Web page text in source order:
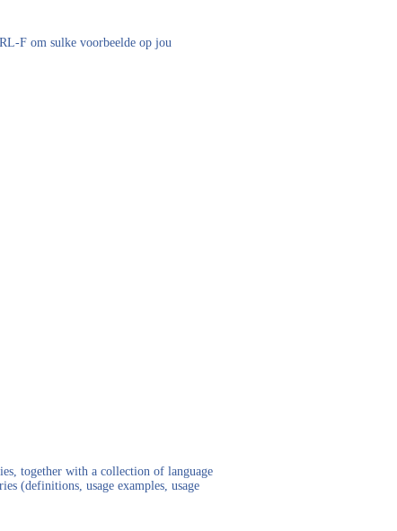
F om sulke voorbeelde op jou
together with a collection of language
(definitions, usage examples, usage